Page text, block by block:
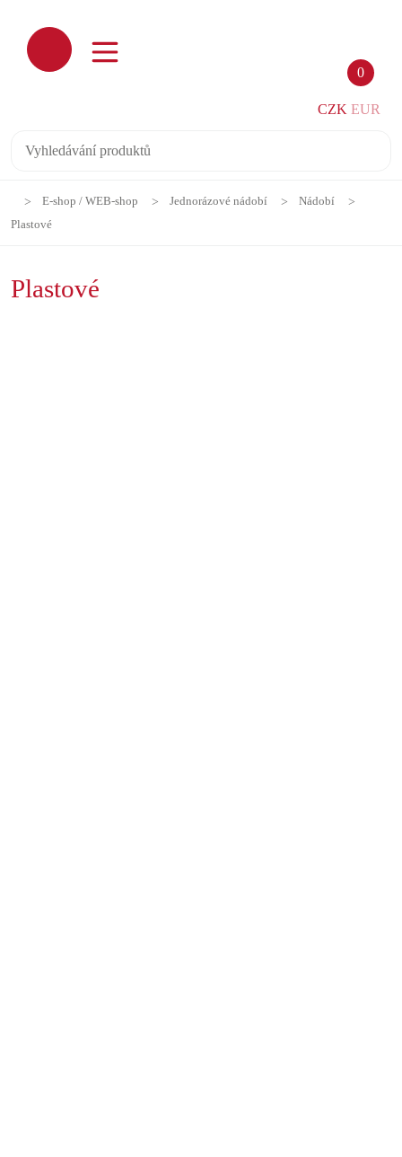
0
CZK EUR
E-shop / WEB-shop Jednorázové nádobí
Nádobí
Plastové
Plastové